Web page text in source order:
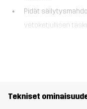
Pidät
vetoketjullisen
tehty patikointiin,
liikkumisvapauden. Siinä
Tekniset